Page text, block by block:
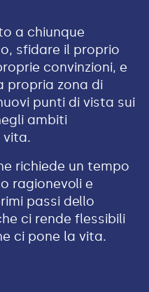
a chiunque
sfidare il proprio
convinzioni, e
propria zona di
punti di vista sui
ambiti
vita.
richiede un tempo
ragionevoli e
passi dello
ci rende flessibili
ci pone la vita.